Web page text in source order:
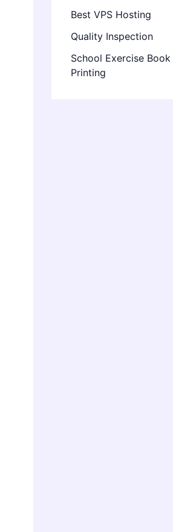
Best VPS Hosting
Quality Inspection
School Exercise
Printing